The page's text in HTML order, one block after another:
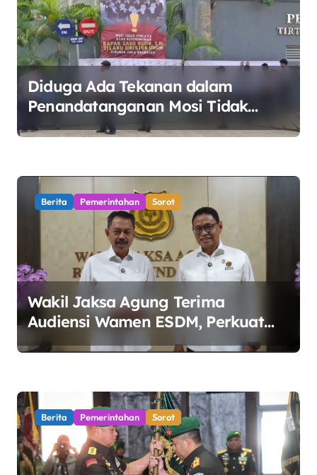
p
o
s
Diduga Ada Tekanan dalam
Penandatanganan Mosi Tidak
Percaya, Purnabakti Minta Polemik
Berita Pemerintahan Sorot
Wakil Jaksa Agung Terima
Audiensi Wamen ESDM, Perkuat
Sinergi Kawal Tata Kelola Sektor
Berita Pemerintahan Sorot